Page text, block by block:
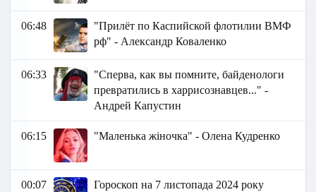
06:48
"Прилёт по Каспийской флотилии ВМФ
рф" - Александр Коваленко
06:33
"Сперва, как вы помните, байденологи
превратились в харрисознавцев..." -
Андрей Капустин
06:15 "Маленька жіночка" - Олена Кудренко
00:07 Гороскоп на 7 листопада 2024 року